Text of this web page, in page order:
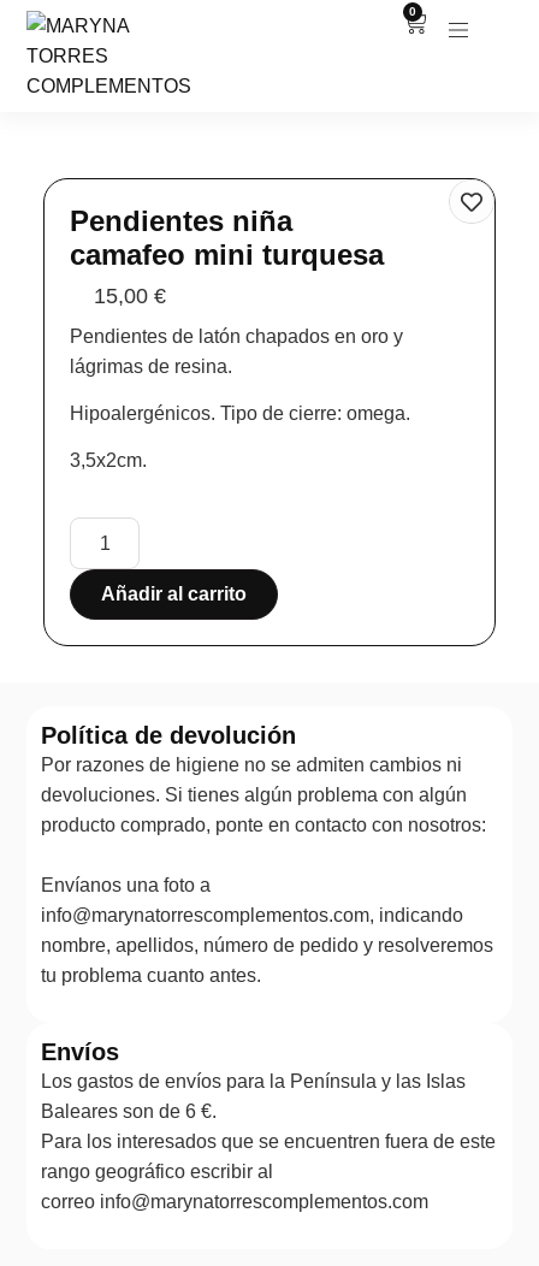
0
Pendientes niña
camafeo mini turquesa
15,00€
Pendientes de latón chapados en oro y
lágrimas de resina.
Hipoalergénicos. Tipo de cierre: omega.
3,5x2cm.
Añadir al carrito
Política de devolución
Por razones de higiene no se admiten cambios ni
devoluciones. Si tienes algún problema con algún
producto comprado, ponte en contacto con nosotros:
Envíanos una foto a
info@marynatorrescomplementos.com, indicando
nombre, apellidos, número de pedido y resolveremos
tu problema cuanto antes.
Envíos
Los gastos de envíos para la Península y las Islas
Baleares son de 6 €.
Para los interesados que se encuentren fuera de este
rango geográfico escribir al
correo info@marynatorrescomplementos.com